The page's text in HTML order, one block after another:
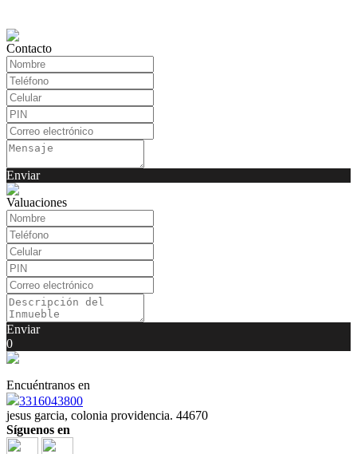
Contacto
Enviar
Valuaciones
Enviar
0
Encuéntranos en
3316043800
jesus garcia, colonia providencia. 44670
Síguenos en